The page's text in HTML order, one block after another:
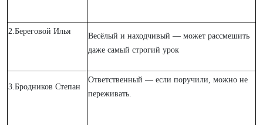
2.Береговой Илья
Весёлый и находчивый — может рассмешить
даже самый строгий урок
3.Бродников Степан
Ответственный — если поручили, можно не
переживать.